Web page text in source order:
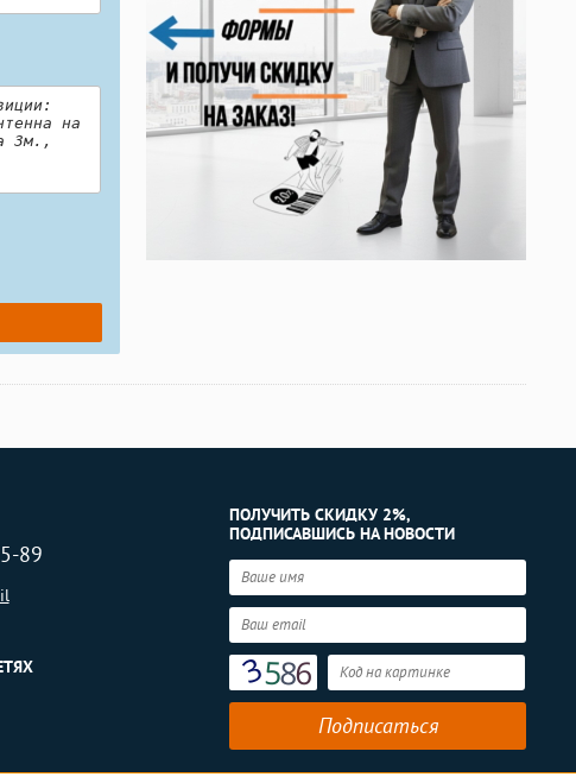
89
ПОЛУЧИТЬ СКИДКУ 2%,
ПОДПИСАВШИСЬ НА НОВОСТИ